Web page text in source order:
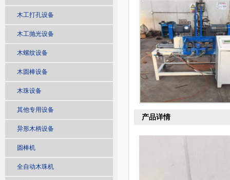
木工打孔设备
木工抛光设备
木螺纹设备
木圆棒设备
木珠设备
其他专用设备
异形木柄设备
圆棒机
全自动木珠机
产品详情